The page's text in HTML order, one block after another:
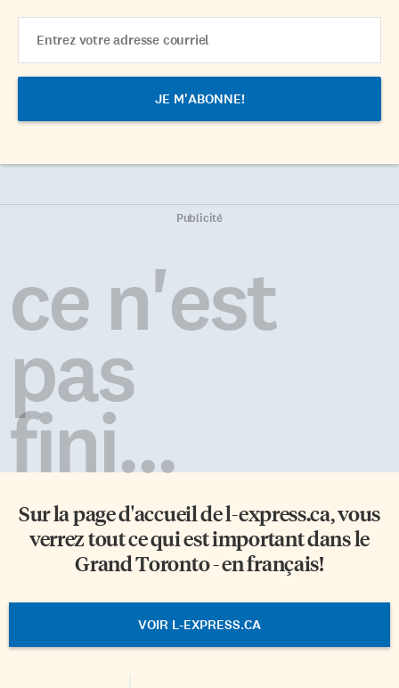
Address
Publicité
ce n'est
pas
fini...
Sur la page d'accueil del-express.ca, vous
verrez tout ce qui est important dans le
Grand Toronto - en français!
VOIR L-EXPRESS.CA